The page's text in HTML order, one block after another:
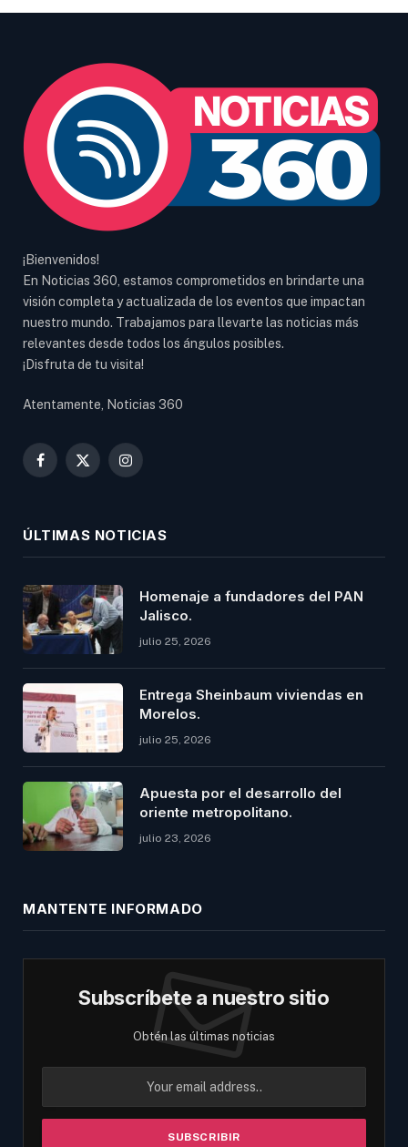
¡Bienvenidos!
En Noticias 360, estamos comprometidos en brindarte una
visión completa y actualizada de los eventos que impactan
nuestro mundo. Trabajamos para llevarte las noticias más
relevantes desde todos los ángulos posibles.
¡Disfruta de tu visita!
Atentamente, Noticias 360
Facebook
X
Instagram
ÚLTIMAS NOTICIAS
Homenaje a fundadores del PAN
Jalisco.
julio 25, 2026
Entrega Sheinbaum viviendas en
Morelos.
julio 25, 2026
Apuesta por el desarrollo del
oriente metropolitano.
julio 23, 2026
MANTENTE INFORMADO
Subscríbete a nuestro sitio
Obtén las últimas noticias